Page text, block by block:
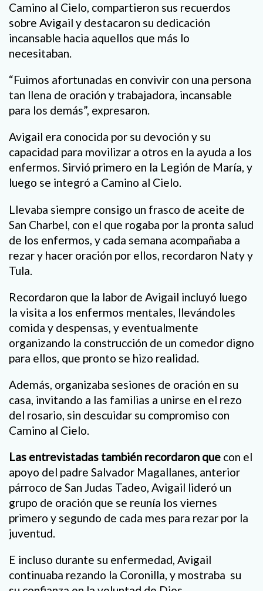
Camino al Cielo, compartieron sus recuerdos
sobre Avigail y destacaron su dedicación
incansable hacia aquellos que más lo
necesitaban.
“Fuimos afortunadas en convivir con una persona
tan llena de oración y trabajadora, incansable
para los demás”, expresaron.
Avigail era conocida por su devoción y su
capacidad para movilizar a otros en la ayuda a los
enfermos. Sirvió primero en la Legión de María, y
luego se integró a Camino al Cielo.
Llevaba siempre consigo un frasco de aceite de
San Charbel, con el que rogaba por la pronta salud
de los enfermos, y cada semana acompañaba a
rezar y hacer oración por ellos, recordaron Naty y
Tula.
Recordaron que la labor de Avigail incluyó luego
la visita a los enfermos mentales, llevándoles
comida y despensas, y eventualmente
organizando la construcción de un comedor digno
para ellos, que pronto se hizo realidad.
Además, organizaba sesiones de oración en su
casa, invitando a las familias a unirse en el rezo
del rosario, sin descuidar su compromiso con
Camino al Cielo.
Las entrevistadas también recordaron que con el
apoyo del padre Salvador Magallanes, anterior
párroco de San Judas Tadeo, Avigail lideró un
grupo de oración que se reunía los viernes
primero y segundo de cada mes para rezar por la
juventud.
E incluso durante su enfermedad, Avigail
continuaba rezando la Coronilla, y mostraba su